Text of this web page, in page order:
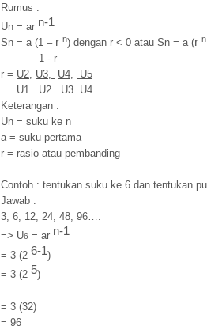
Rumus :
Un = ar n-1
Sn = a (1 – r n) dengan r < 0 atau Sn = a (r n
1 - r
r = U2 U3, U4,
U5
U1 U2 U3 U4
Keterangan :
Un = suku ke n
a = suku pertama
r = rasio atau pembanding
Contoh : tentukan suku ke 6 dan tentukan
Jawab :
3, 6, 12, 24, 48, 96….
=> U6 = ar n-1
= 3 (2 6-1 )
= 3 (2 5)
= 3 (32)
= 96